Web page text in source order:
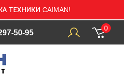
ТЕХНИКИ CAIMAN!
50-95
0